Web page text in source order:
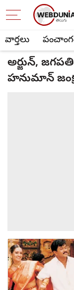
వార్తలు
అర్జున్,
హనుమాన్